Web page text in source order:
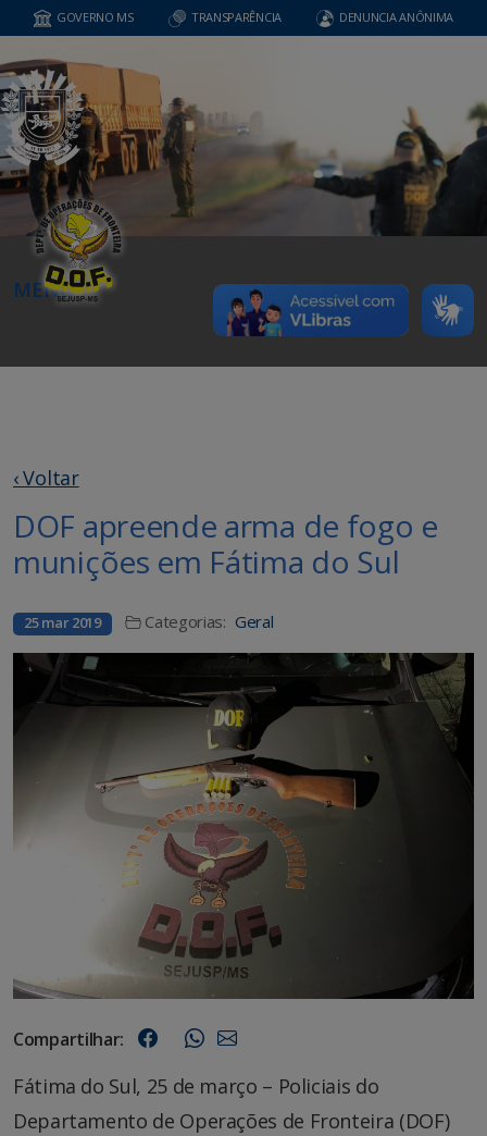
GOVERNO MS TRANSPARÊNCIA DENUNCIA ANÔNIMA
MENU
‹ Voltar
DOF apreende arma de fogo e
munições em Fátima do Sul
25 mar 2019 Categorias: Geral
Compartilhar:
Fátima do Sul, 25 de março – Policiais do
Departamento de Operações de Fronteira (DOF)